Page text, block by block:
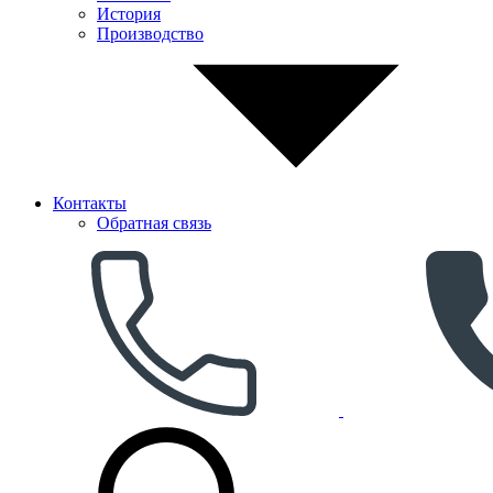
История
Производство
Контакты
Обратная связь